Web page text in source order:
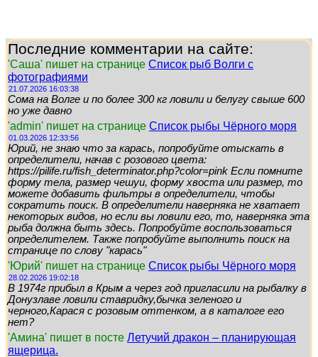
Последние комментарии на сайте:
'Саша' пишет на странице Список рыб Волги с
фотографиями
21.07.2026 16:03:38
Сома на Волге и по более 300 кг ловили и белугу свыше 600
но уже давно
'admin' пишет на странице Список рыбы Чёрного моря
01.03.2026 12:33:56
Юрий, не знаю что за карась, попробуйте отыскать в
определители, начав с розового цвета:
https://pilife.ru/fish_determinator.php?color=pink Если помните
форму тела, размер чешуи, форму хвоста или размер, то
можете добавить фильтры в определители, чтобы
сократить поиск. В определители наверняка не хватает
некоторых видов, но если вы ловили его, то, наверняка эта
рыба должна быть здесь. Попробуйте воспользоваться
определителем. Также попробуйте выполнить поиск на
странице по слову "карась"
'Юрий' пишет на странице Список рыбы Чёрного моря
28.02.2026 19:02:18
В 1974г прибыл в Крым а через год пригласили на рыбалку в
Донузлаве ловили ставридку,бычка зеленого и
черного,Карася с розовым оттенком, а в каталоге его
нет?
'Амина' пишет в посте Летучий дракон – планирующая
ящерица.